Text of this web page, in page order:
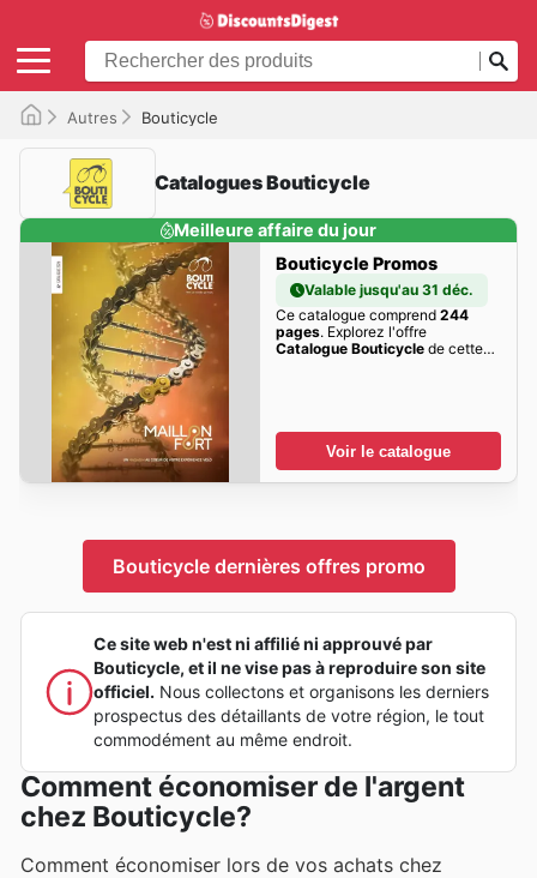
Autres Bouticycle
Catalogues Bouticycle
Meilleure affaire du jour
Bouticycle Promos
Valable jusqu'au 31 déc.
Ce catalogue comprend 244
pages. Explorez l'offre
Catalogue Bouticyclede cette
Voir le catalogue
Bouticycle dernières offres promo
Ce site web n'est ni affilié ni approuvé par
Bouticycle, et il ne vise pas à reproduire son site
officiel. Nous collectons et organisons les derniers
prospectus des détaillants de votre région, le tout
commodément au même endroit.
Comment économiser de l'argent
chez Bouticycle?
Comment économiser lors de vos achats chez